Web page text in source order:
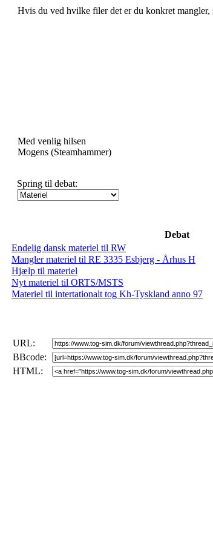
Hvis du ved hvilke filer det er du konkret
Med venlig hilsen
Mogens (Steamhammer)
Spring til debat:
Debat
Endelig dansk materiel til RW
Mangler materiel til RE 3335 Esbjerg - Århus H
Hjælp til materiel
Nyt materiel til ORTS/MSTS
Materiel til intertationalt tog Kh-Tyskland anno 97
URL:
BBcode:
HTML: